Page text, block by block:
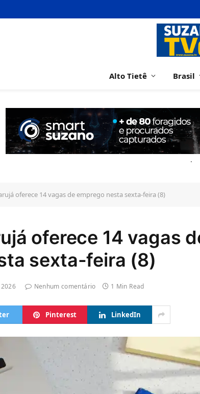
Alto Tietê Brasil
.
oferece 14 vagas de emprego nesta sexta-feira (8)
oferece 14 vagas
sexta-feira (8)
Nenhum comentário 1 Min Read
Pinterest LinkedIn